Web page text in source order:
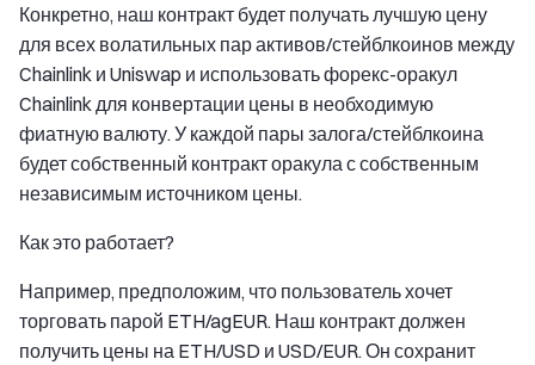
Конкретно, наш контракт будет получать лучшую цену
для всех волатильных пар активов/стейблкоинов между
Chainlink и Uniswap и использовать форекс-оракул
Chainlink для конвертации цены в необходимую
фиатную валюту. У каждой пары залога/стейблкоина
будет собственный контракт оракула с собственным
независимым источником цены.
Как это работает?
Например, предположим, что пользователь хочет
торговать парой ETH/agEUR. Наш контракт должен
получить цены на ETH/USD и USD/EUR. Он сохранит